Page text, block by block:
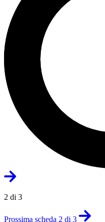
2 di 3
Prossima scheda 2 di 3